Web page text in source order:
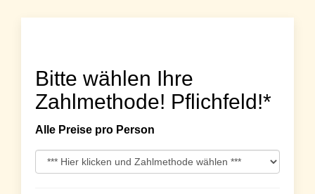
Bitte wählen Ihre
Zahlmethode! Pflichfeld!*
Alle Preise pro Person